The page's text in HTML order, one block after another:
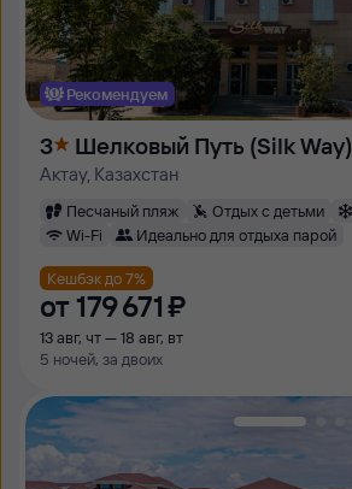
Рекомендуем
3 Шелковый Путь (Silk Way)
Актау, Казахстан
Песчаный пляж Отдых с детьми
Wi-Fi
Идеально для отдыха парой
Кешбэк до 7%
от 179 ⁠671 ⁠₽
13 авг, чт — 18 авг, вт
5 ночей, за двоих